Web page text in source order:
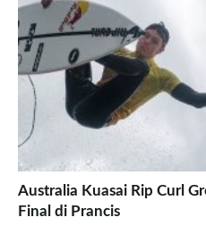
Australia Kuasai Rip Curl
Final di Prancis